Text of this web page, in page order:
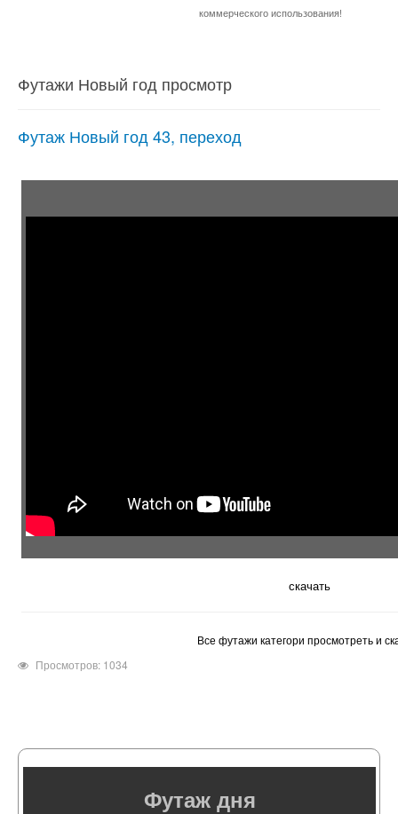
коммерческого использования!
Футажи Новый год просмотр
Футаж Новый год 43, переход
скачать
Все футажи категори просмотреть и
Просмотров: 1034
Футаж дня